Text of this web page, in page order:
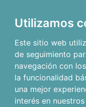
Utilizamos
Este sitio web
de seguimiento
navegación con
la funcionalidad
una mejor
interés en